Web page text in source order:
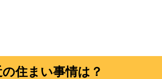
住まい事情は？